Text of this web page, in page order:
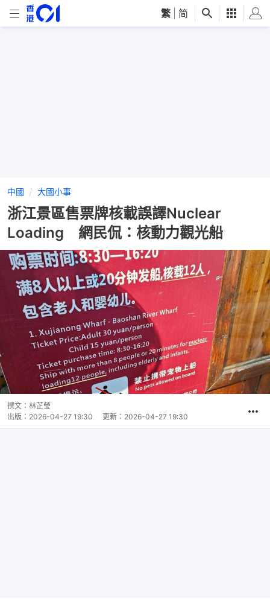
繁 简
中國 大國小事
浙江景區售票牌核載誤譯Nuclear
Loading 網民侃：核動力觀光船
撰文： 林芷瑩
出版： 2026-04-27 19:30 更新： 2026-04-27 19:30